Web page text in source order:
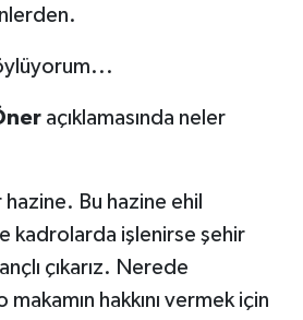
açıklamasında neler
Bu hazine ehil
kadrolarda işlenirse şehir
çıkarız. Nerede
hakkını vermek için